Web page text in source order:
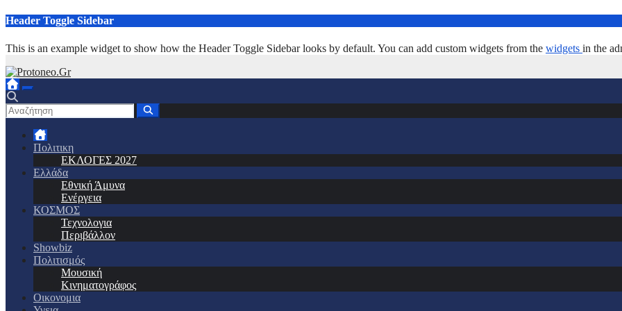
Μετάβαση
περιεχόμενο
Header Toggle Sidebar
This is an example widget to show how the Header Toggle Sidebar looks by default. You can add custom widgets from the widgets in the
Πολιτικη
ΕΚΛΟΓΕΣ 2027
Ελλάδα
Εθνική Άμυνα
Ενέργεια
ΚΟΣΜΟΣ
Τεχνολογια
Περιβάλλον
Showbiz
Πολιτισμός
Μουσική
Κινηματογράφος
Οικονομια